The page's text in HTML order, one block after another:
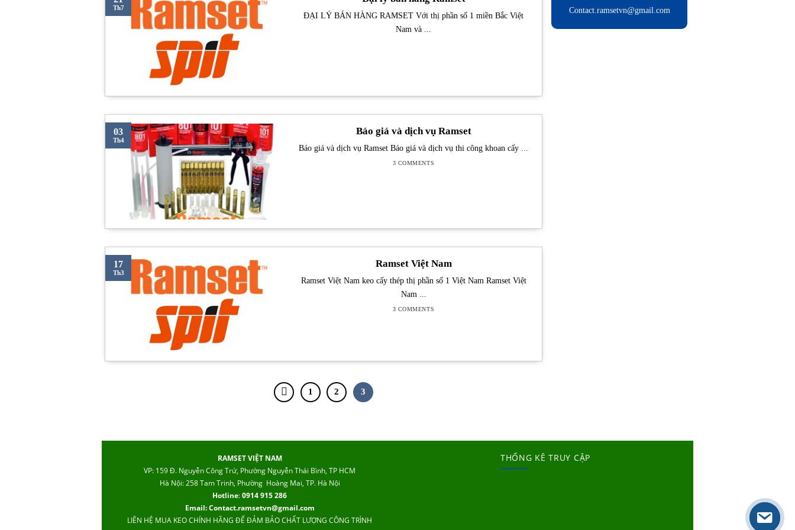
ĐẠI LÝ BÁN HÀNG RAMSET Với thị phần số 1 miền Bắc Việt
Nam và ...
Th7
Báo giá và dịch vụ Ramset
Báo giá và dịch vụ Ramset Báo giá và dịch vụ thi công khoan cấy ...
3 COMMENTS
03
Th4
Ramset Việt Nam
Ramset Việt Nam keo cấy thép thị phần số 1 Việt Nam Ramset Việt
Nam ...
3 COMMENTS
17
Th3
1 2 3
Contact.ramsetvn@gmail.com
RAMSET VIỆT NAM
VP: 159 Đ. Nguyễn Công Trứ, Phường Nguyễn Thái Bình, TP HCM
Hà Nội: 258 Tam Trinh, Phường Hoàng Mai, TP. Hà Nội
Hotline:0914 915 286
Email: Contact.ramsetvn@gmail.com
LIÊN HỆ MUA KEO CHÍNH HÃNG ĐỂ ĐẢM BẢO CHẤT LƯỢNG CÔNG TRÌNH
THỐNG KÊ TRUY CẬP